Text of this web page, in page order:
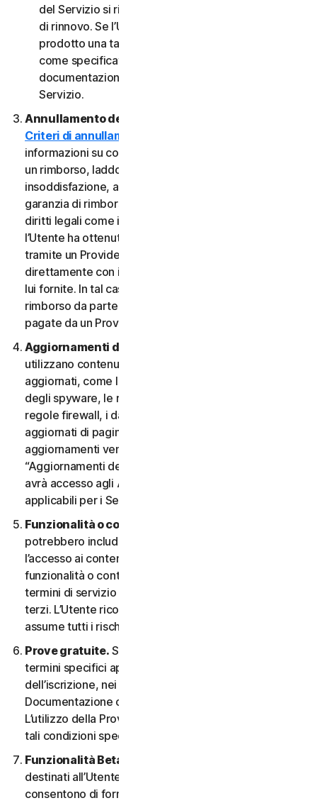
del Servizio si rinnoverà automaticamente alla data
di rinnovo. Se l’Utente dispone di un servizio o di un
prodotto una tantum, il Periodo del servizio durerà
come specificato nella Documentazione o nella
documentazione applicabile dal Provider del
Servizio.
Annullamento del Servizio.
Criteri di annullamento e di rimborso
informazioni su come annullare il contratto e ottenere
un rimborso, laddove applicabile. In caso di
insoddisfazione, alcuni Servizi possono includere una
garanzia di rimborso, indipendentemente da eventuali
diritti legali come i diritti di recesso. Tuttavia, se
l’Utente ha ottenuto il diritto di utilizzare il Servizio
tramite un Provider e desidera annullarlo, deve farlo
direttamente con il Provider, seguendo le istruzioni da
lui fornite. In tal caso, non si ha diritto a nessun
rimborso da parte nostra di eventuali commissioni
pagate da un Provider.
Aggiornamenti dei contenuti.
utilizzano contenuti che vengono periodicamente
aggiornati, come le definizioni dei virus, le definizioni
degli spyware, le regole antispam, gli elenchi URL, le
regole firewall, i dati di vulnerabilità e gli elenchi
aggiornati di pagine web autenticate. Questi
aggiornamenti vengono definiti collettivamente
“Aggiornamenti dei contenuti”. In tal caso, l’Utente
avrà accesso agli Aggiornamenti dei contenuti
applicabili per i Servizi durante il Periodo del Servizio.
Funzionalità o contenuti di terzi.
potrebbero includere funzionalità di terzi o consentire
l’accesso ai contenuti di un sito Web di terzi. Tali
funzionalità o contenuti possono essere soggetti ai
termini di servizio e alle informative sulla privacy di tali
terzi. L’Utente riconosce la sola responsabilità e si
assume tutti i rischi derivanti dall’uso di risorse di terzi.
Prove gratuite. Se offriamo una Prova gratuita, i
termini specifici applicabili saranno forniti al momento
dell’iscrizione, nei materiali promozionali e/o nella
Documentazione che ne descrivono i dettagli.
L’utilizzo della Prova gratuita è soggetto al rispetto di
tali condizioni specifiche.
Funzionalità Beta.
destinati all’Utente le funzionalità Beta che
consentono di fornire feedback. L’utilizzo di tali